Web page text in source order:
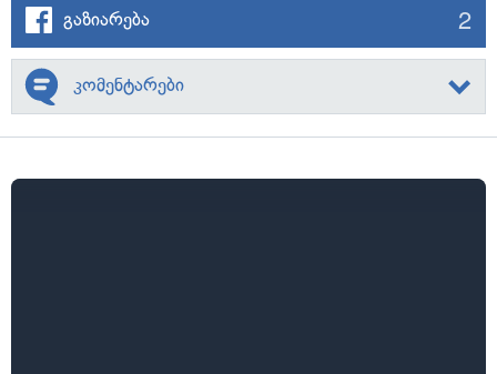
გაზიარება 2
კომენტარები